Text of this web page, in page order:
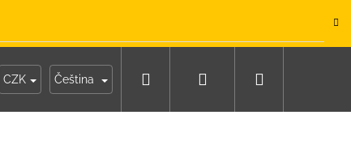
Moje objednávka
CZK Čeština Hledat Přihlášení